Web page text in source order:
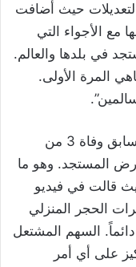
حيث أضافت
مع الأجواء التي
في بلدها والعالم.
المرة الأولى.
ويشار إلى أن النجمة أعلنت في وقت سابق وفاة 3 من
المستجد. وهو ما
قالت في فيديو
الحجر المنزلي
دائماً. السهم المشتعل
على أي أمر